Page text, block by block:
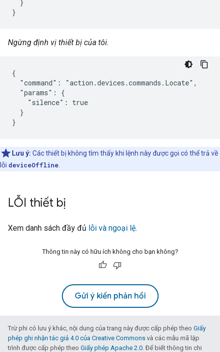
  }
}
Ngừng định vị thiết bị của tôi.
{
  "command": "action.devices.commands.Locate",
  "params": {
    "silence": true
  }
}
Lưu ý: Các thiết bị không tìm thấy khi lệnh này được gọi có thể trả về
lỗi deviceOffline
LỖI thiết bị
Xem danh sách đầy đủ lỗi và ngoại lệ.
Thông tin này có hữu ích không cho bạn không?
Gửi ý kiến phản hồi
Trừ phi có lưu ý khác, nội dung của trang này được cấp phép theo Giấy
phép ghi nhận tác giả 4.0 của Creative Commons và các mẫu mã lập
trình được cấp phép theo Giấy phép Apache 2.0. Để biết thông tin chi